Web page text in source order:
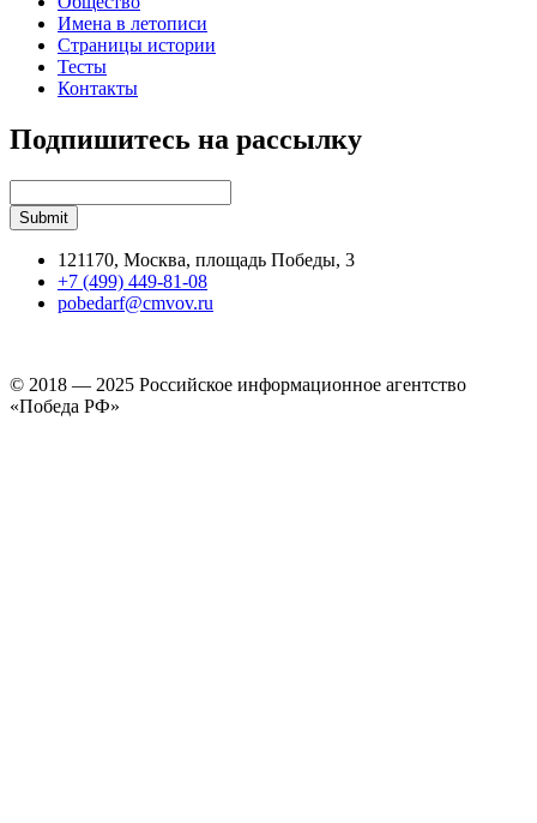
Имена в летописи
Страницы истории
Тесты
Контакты
Подпишитесь на рассылку
121170, Москва, площадь Победы, 3
+7 (499) 449-81-08
pobedarf@cmvov.ru
© 2018 — 2025 Российское информационное агентство
«Победа РФ»